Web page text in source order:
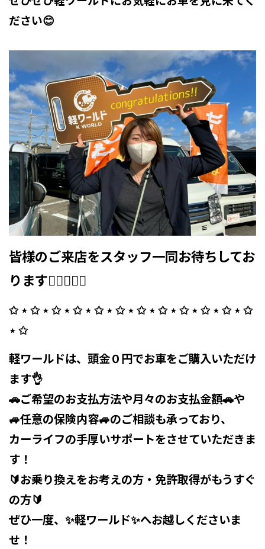
ださい😊
皆様のご来店をスタッフ一同お待ちしてお
ります🙇‍♀️🙇‍♂️✨
✩ ⋆ ✩ ⋆ ✩ ⋆ ✩ ⋆ ✩ ⋆ ✩ ⋆ ✩ ⋆ ✩ ⋆ ✩ ⋆ ✩ ⋆ ✩ ⋆ ✩
⋆ ✩ ⁡
軽ワールドは、頭金０円でお車をご購入いただけ
ます👌
🚗ご希望のお支払方法や月々のお支払金額🚗や
🚙任意の保険内容🚙のご相談も承っており、
カーライフの手厚いサポートをさせていただきま
す！
🔰お乗り換えをお考えの方・免許取得がもうすぐ
の方🔰
ぜひ一度、✨軽ワールド✨へお越しくださいま
せ！